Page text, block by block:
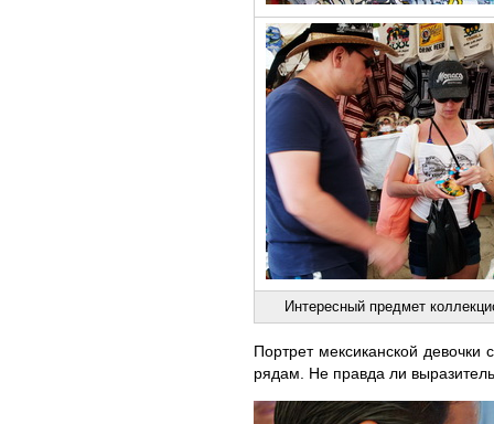
Интересный предмет
Портрет мексиканской девочки
рядам. Не правда ли